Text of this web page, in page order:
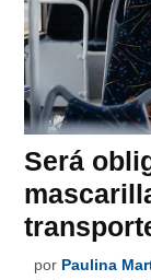
Será
por Paulina